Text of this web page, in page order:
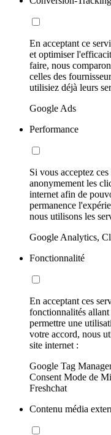
En acceptant ce
et optimiser
faire, nous
celles des
utilisiez déjà leurs
Google Ads
Performance
Si vous acceptez
anonymement les
internet afin de
permanence
nous utilisons les
Google Analytics,
Fonctionnalité
En acceptant ces
fonctionnalités allant
permettre une
votre accord, nous
site internet :
Google Tag
Consent Mode de
Freshchat
Contenu média